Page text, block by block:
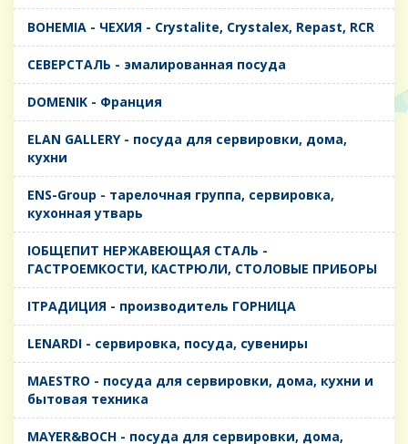
BOHEMIA - ЧЕХИЯ - Crystalite, Crystalex, Repast, RCR
CЕВЕРСТАЛЬ - эмалированная посуда
DOMENIK - Франция
ELAN GALLERY - посуда для сервировки, дома,
кухни
ENS-Group - тарелочная группа, сервировка,
кухонная утварь
IОБЩЕПИТ НЕРЖАВЕЮЩАЯ СТАЛЬ -
ГАСТРОЕМКОСТИ, КАСТРЮЛИ, СТОЛОВЫЕ ПРИБОРЫ
IТРАДИЦИЯ - производитель ГОРНИЦА
LENARDI - сервировка, посуда, сувениры
MAESTRO - посуда для сервировки, дома, кухни и
бытовая техника
MAYER&BOCH - посуда для сервировки, дома,